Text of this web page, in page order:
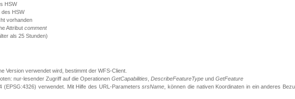
HSW
des HSW
vorhanden
Attribut comment
als 25 Stunden)
Version verwendet wird, bestimmt der WFS-Client.
nur-lesender Zugriff auf die Operationen GetCapabilities DescribeFeatureType und GetFeature
(EPSG:4326) verwendet. Mit Hilfe des URL-ParameterssrsName , können die nativen Koordinaten in ein anderes